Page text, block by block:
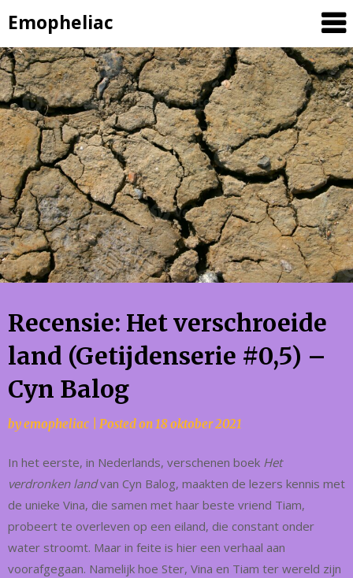
to
content
Emopheliac
Recensie: Het verschroeide
land (Getijdenserie #0,5) –
Cyn Balog
byemopheliac Posted on 18 oktober 2021
In het eerste, in Nederlands, verschenen boek Het
verdronken landvan Cyn Balog, maakten de lezers kennis met
de unieke Vina, die samen met haar beste vriend Tiam,
probeert te overleven op een eiland, die constant onder
water stroomt. Maar in feite is hier een verhaal aan
voorafgegaan. Namelijk hoe Ster, Vina en Tiam ter wereld zijn